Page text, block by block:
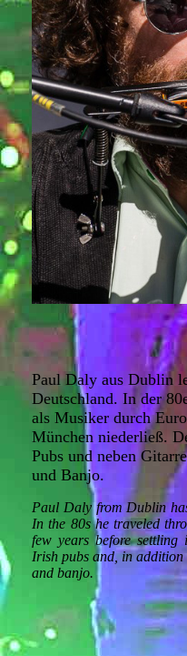
Paul Daly aus Dublin
Deutschland. In der
als Musiker durch
München niederließ.
Pubs und neben
und Banjo.
Paul Daly from Dublin
In the 80s he traveled
few years before
Irish pubs and, in
and banjo.